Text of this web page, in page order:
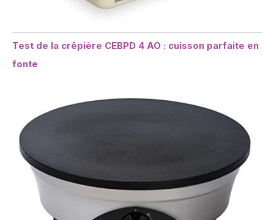
Test de la crêpière CEBPD 4 AO : cuisson parfaite en
fonte